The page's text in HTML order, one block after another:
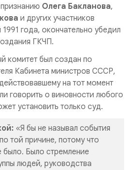
Олега Бакланова,
и других участников
года, окончательно убедил
ГКЧП.
комитет был создан по
Кабинета министров СССР,
на тот момент
говорить о виновности любого
установить только суд.
«Я бы не называл события
той причине, потому что
было. Было стремление
людей, руководства